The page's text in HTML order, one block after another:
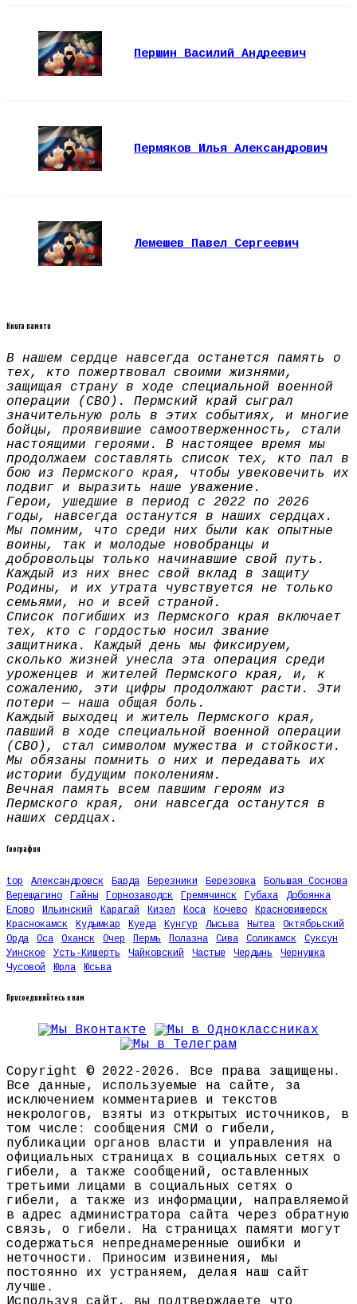
Першин Василий Андреевич
Пермяков Илья Александрович
Лемешев Павел Сергеевич
Книга памяти
В нашем сердце навсегда останется память о
тех, кто пожертвовал своими жизнями,
защищая страну в ходе специальной военной
операции (СВО). Пермский край сыграл
значительную роль в этих событиях, и многие
бойцы, проявившие самоотверженность, стали
настоящими героями. В настоящее время мы
продолжаем составлять список тех, кто пал в
бою из Пермского края, чтобы увековечить их
подвиг и выразить наше уважение.
Герои, ушедшие в период с 2022 по 2026
годы, навсегда останутся в наших сердцах.
Мы помним, что среди них были как опытные
воины, так и молодые новобранцы и
добровольцы только начинавшие свой путь.
Каждый из них внес свой вклад в защиту
Родины, и их утрата чувствуется не только
семьями, но и всей страной.
Список погибших из Пермского края включает
тех, кто с гордостью носил звание
защитника. Каждый день мы фиксируем,
сколько жизней унесла эта операция среди
уроженцев и жителей Пермского края, и, к
сожалению, эти цифры продолжают расти. Эти
потери — наша общая боль.
Каждый выходец и житель Пермского края,
павший в ходе специальной военной операции
(СВО), стал символом мужества и стойкости.
Мы обязаны помнить о них и передавать их
истории будущим поколениям.
Вечная память всем павшим героям из
Пермского края, они навсегда останутся в
наших сердцах.
География
top Александровск Барда Березники Березовка
Большая Соснова
Верещагино
Гайны Горнозаводск Гремячинск Губаха
Добрянка
Елово
Ильинский Карагай Кизел Коса Кочево
Красновишерск
Краснокамск
Кудымкар Куеда Кунгур Лысьва Нытва
Октябрьский
Орда
Оса Оханск Очер Пермь Полазна Сива Соликамск
Суксун
Уинское
Усть-Кишерть Чайковский Частые Чердынь
Чернушка
Чусовой
Юрла Юсьва
Присоединяйтесь к нам
Copyright © 2022-2026. Все права защищены.
Все данные, используемые на сайте, за
исключением комментариев и текстов
некрологов, взяты из открытых источников, в
том числе: сообщения СМИ о гибели,
публикации органов власти и управления на
официальных страницах в социальных сетях о
гибели, а также сообщений, оставленных
третьими лицами в социальных сетях о
гибели, а также из информации, направляемой
в адрес администратора сайта через обратную
связь, о гибели. На страницах памяти могут
содержаться непреднамеренные ошибки и
неточности. Приносим извинения, мы
постоянно их устраняем, делая наш сайт
лучше.